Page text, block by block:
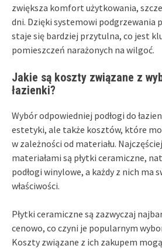
zwiększa komfort użytkowania,
dni. Dzięki systemowi podgrzewania
staje się bardziej przytulna, co jest
pomieszczeń narażonych na wilgoć.
Jakie są koszty związane z
łazienki?
Wybór odpowiedniej podłogi do
estetyki, ale także kosztów, które
w zależności od materiału.
materiałami są płytki ceramiczne,
podłogi winylowe, a każdy z nich ma
właściwości.
Płytki ceramiczne są zazwyczaj
cenowo, co czyni je popularnym
Koszty związane z ich zakupem